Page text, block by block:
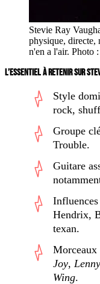
Stevie Ray
physique, directe,
n'en a l'air. Photo
L’ESSENTIEL À RETENIR SUR
Style
rock,
Groupe
Trouble.
Guitare
Hendrix,
texan.
Morceaux
Joy, Lenny
Wing.